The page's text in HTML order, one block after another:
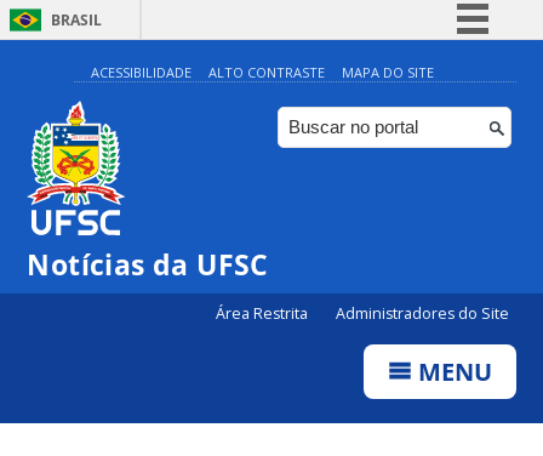
BRASIL
Simplifique!
Comunica BR
Participe
ACESSIBILIDADE ALTO CONTRASTE MAPA DO SITE
Notícias da UFSC
Área Restrita Administradores do Site
MENU